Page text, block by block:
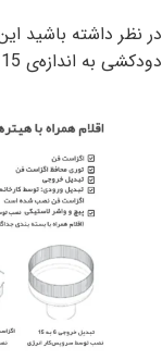
دودکشی به اندازه‌ی 15 سانتی‌متر هستند.